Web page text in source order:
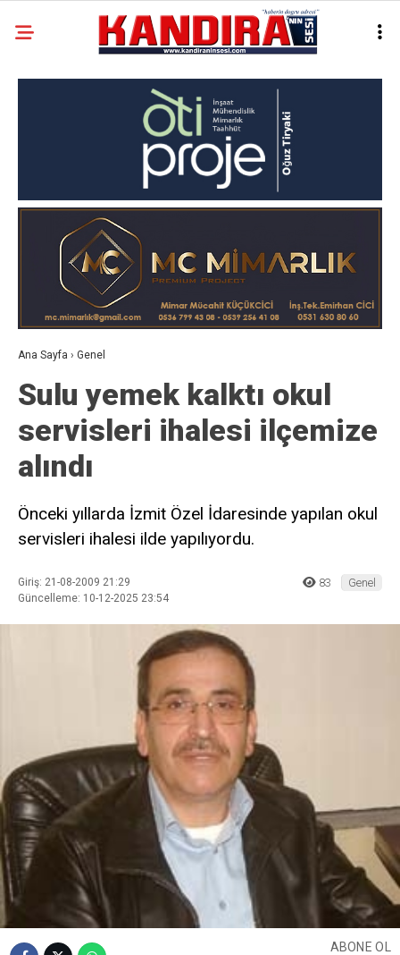
Ana Sayfa › Genel
Sulu yemek kalktı okul
servisleri ihalesi ilçemize
alındı
Önceki yıllarda İzmit Özel İdaresinde yapılan okul
servisleri ihalesi ilde yapılıyordu.
Giriş: 21-08-2009 21:29
Güncelleme: 10-12-2025 23:54
83 Genel
ABONE OL